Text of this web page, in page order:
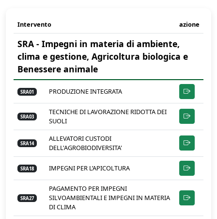
Intervento azione
SRA - Impegni in materia di ambiente,
clima e gestione, Agricoltura biologica e
Benessere animale
SRA01 PRODUZIONE INTEGRATA
SRA03
TECNICHE DI LAVORAZIONE RIDOTTA DEI
SUOLI
SRA14
ALLEVATORI CUSTODI
DELL'AGROBIODIVERSITA'
SRA18 IMPEGNI PER L’APICOLTURA
SRA27
PAGAMENTO PER IMPEGNI
SILVOAMBIENTALI E IMPEGNI IN MATERIA
DI CLIMA